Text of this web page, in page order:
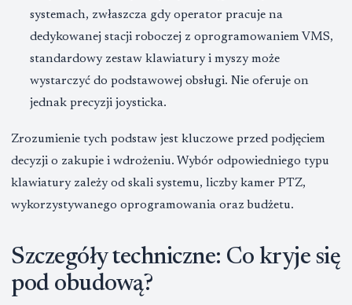
systemach, zwłaszcza gdy operator pracuje na
dedykowanej stacji roboczej z oprogramowaniem VMS,
standardowy zestaw klawiatury i myszy może
wystarczyć do podstawowej obsługi. Nie oferuje on
jednak precyzji joysticka.
Zrozumienie tych podstaw jest kluczowe przed podjęciem
decyzji o zakupie i wdrożeniu. Wybór odpowiedniego typu
klawiatury zależy od skali systemu, liczby kamer PTZ,
wykorzystywanego oprogramowania oraz budżetu.
Szczegóły techniczne: Co kryje się
pod obudową?